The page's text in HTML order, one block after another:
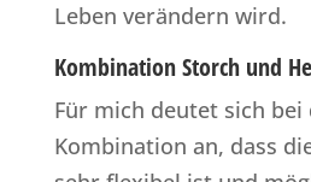
Leben verändern wird.
Kombination Storch und
Für mich deutet sich bei
Kombination an, dass